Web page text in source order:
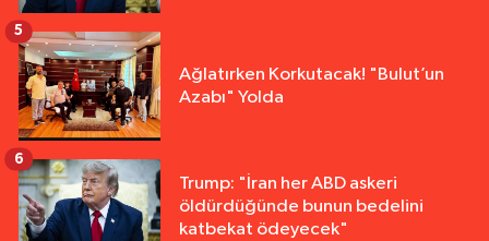
Ağlatırken Korkutacak! "Bulut’un
Azabı" Yolda
5
Trump: "İran her ABD askeri
öldürdüğünde bunun bedelini
katbekat ödeyecek"
6